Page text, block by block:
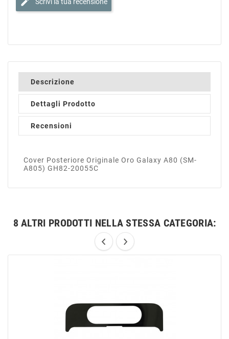
edit
Descrizione
Dettagli Prodotto
Recensioni
Cover Posteriore Originale Oro Galaxy A80 (SM-
A805) GH82-20055C
8 ALTRI PRODOTTI NELLA STESSA CATEGORIA: